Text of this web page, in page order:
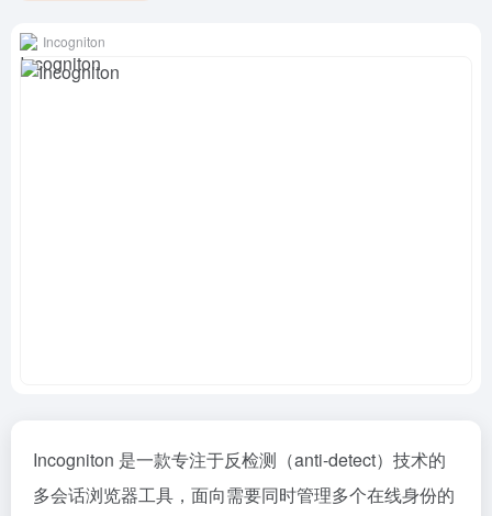
Incogniton
Incogniton 是一款专注于反检测（anti-detect）技术的
多会话浏览器工具，面向需要同时管理多个在线身份的